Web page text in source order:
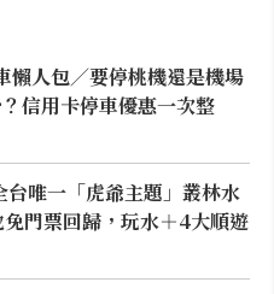
懶人包／要停桃機還是機場
信用卡停車優惠一次整
台唯一「虎爺主題」叢林水
門票回歸，玩水＋4大順遊